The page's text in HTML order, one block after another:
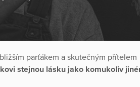
parťákem a skutečným přítelem
stejnou lásku jako komukoliv